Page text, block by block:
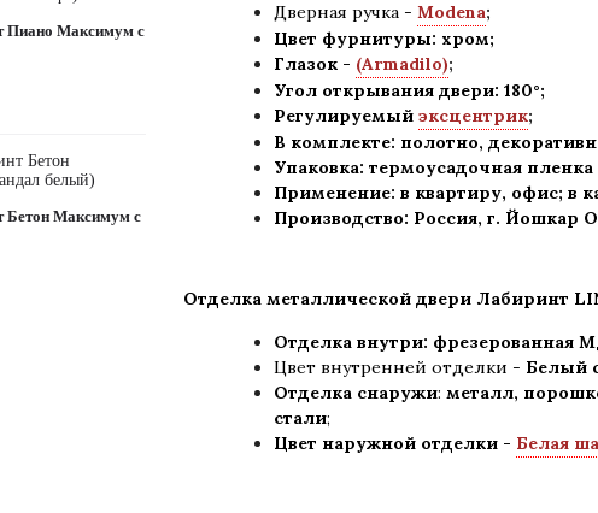
Пиано Максимум с
Бетон Максимум с
Дверная ручка - Modena;
Цвет фурнитуры: хром;
Глазок - (Armadilo);
Угол открывания двери: 180°;
Регулируемый эксцентрик;
В комплекте: полотно,
Упаковка: термоусадочная
Применение: в квартиру, офис; в
Производство: Россия, г. Йошкар
Отделка металлической двери Лабиринт
Отделка внутри: фрезерованная
Цвет внутренней отделки - Белый
Отделка снаружи: металл,
стали;
Цвет наружной отделки - Белая